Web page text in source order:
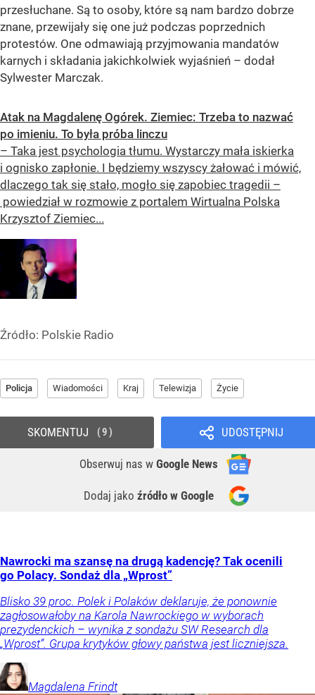
przesłuchane. Są to osoby, które są nam bardzo dobrze
znane, przewijały się one już podczas poprzednich
protestów. One odmawiają przyjmowania mandatów
karnych i składania jakichkolwiek wyjaśnień – dodał
Sylwester Marczak.
Atak na Magdalenę Ogórek. Ziemiec: Trzeba to nazwać
po imieniu. To była próba linczu
– Taka jest psychologia tłumu. Wystarczy mała iskierka
i ognisko zapłonie. I będziemy wszyscy żałować i mówić,
dlaczego tak się stało, mogło się zapobiec tragedii –
powiedział w rozmowie z portalem Wirtualna Polska
Krzysztof Ziemiec...
Źródło: Polskie Radio
Policja Wiadomości Kraj Telewizja Życie
UDOSTĘPNIJ
Obserwuj nas w Google News
Dodaj jako źródło w Google
SKOMENTUJ 9
Nawrocki ma szansę na drugą kadencję? Tak ocenili
go Polacy. Sondaż dla „Wprost”
Blisko 39 proc. Polek i Polaków deklaruje, że ponownie
zagłosowałoby na Karola Nawrockiego w wyborach
prezydenckich – wynika z sondażu SW Research dla
„Wprost”. Grupa krytyków głowy państwa jest liczniejsza.
Magdalena Frindt